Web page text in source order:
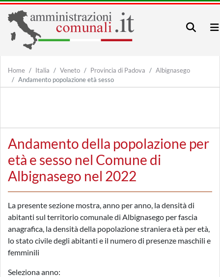
Home Italia Veneto Provincia di Padova
Albignasego
Andamento popolazione età sesso
Andamento della popolazione per
età e sesso nel Comune di
Albignasego nel 2022
La presente sezione mostra, anno per anno, la densità di
abitanti sul territorio comunale di Albignasego per fascia
anagrafica, la densità della popolazione straniera età per età,
lo stato civile degli abitanti e il numero di presenze maschili e
femminili
Seleziona anno: